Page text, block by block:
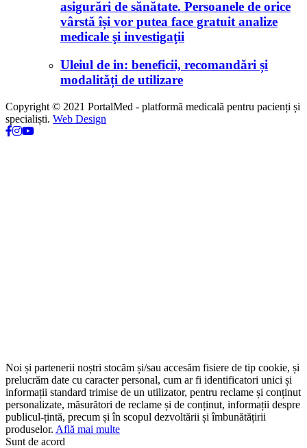
asigurări de sănătate. Persoanele de orice
vârstă își vor putea face gratuit analize
medicale şi investigaţii
Uleiul de in: beneficii, recomandări și
modalități de utilizare
Copyright © 2021 PortalMed - platformă medicală pentru pacienți și
specialiști. Web Design
Noi și partenerii noștri stocăm și/sau accesăm fisiere de tip cookie, și
prelucrăm date cu caracter personal, cum ar fi identificatori unici și
informații standard trimise de un utilizator, pentru reclame și conținut
personalizate, măsurători de reclame și de conținut, informații despre
publicul-țintă, precum și în scopul dezvoltării și îmbunătățirii
produselor. Află mai multe
Sunt de acord